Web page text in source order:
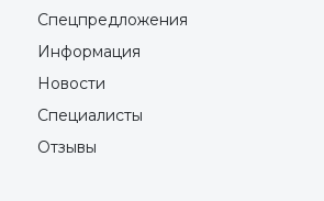
Спецпредложения
Информация
Новости
Специалисты
Отзывы